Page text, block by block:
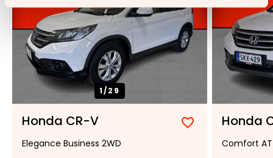
1/29
Honda CR-V
Lisää
suosikiksi
Poista
suosikeista
Elegance Business 2WD
Honda
Comfort AT